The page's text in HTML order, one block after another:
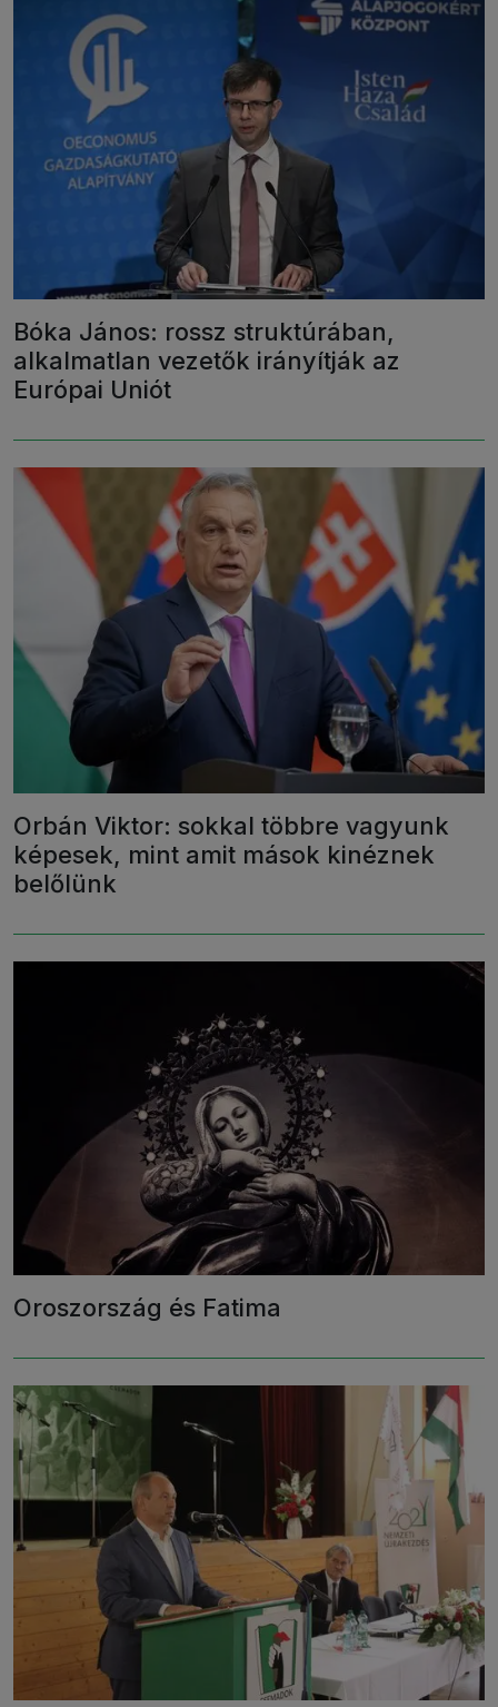
Bóka János: rossz struktúrában,
alkalmatlan vezetők irányítják az
Európai Uniót
Orbán Viktor: sokkal többre vagyunk
képesek, mint amit mások kinéznek
belőlünk
Oroszország és Fatima